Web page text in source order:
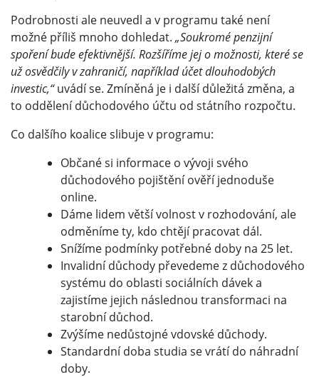
Podrobnosti ale neuvedl a v programu také není
možné příliš mnoho dohledat. „Soukromé penzijní
spoření bude efektivnější. Rozšíříme jej o možnosti, které se
už osvědčily v zahraničí, například účet dlouhodobých
investic,“uvádí se. Zmíněná je i další důležitá změna, a
to oddělení důchodového účtu od státního rozpočtu.
Co dalšího koalice slibuje v programu:
Občané si informace o vývoji svého
důchodového pojištění ověří jednoduše
online.
Dáme lidem větší volnost v rozhodování, ale
odměníme ty, kdo chtějí pracovat dál.
Snížíme podmínky potřebné doby na 25 let.
Invalidní důchody převedeme z důchodového
systému do oblasti sociálních dávek a
zajistíme jejich následnou transformaci na
starobní důchod.
Zvýšíme nedůstojné vdovské důchody.
Standardní doba studia se vrátí do náhradní
doby.